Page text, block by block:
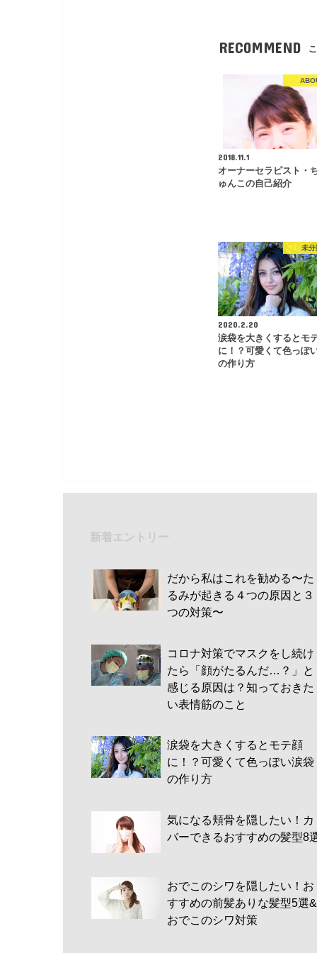
RECOMMEND
2018.11.1
オーナーセラピスト・
ゅんこの自己紹介
未分
2020.2.20
涙袋を大きくするとモ
に！？可愛くて色っぽ
の作り方
新着エントリー
だから私はこれを勧める〜た
るみが起きる４つの原因と３
つの対策〜
コロナ対策でマスクをし続け
たら「顔がたるんだ…？」と
感じる原因は？知っておきた
い表情筋のこと
涙袋を大きくするとモテ顔
に！？可愛くて色っぽい涙袋
の作り方
気になる頬骨を隠したい！カ
バーできるおすすめの髪型8
おでこのシワを隠したい！お
すすめの前髪ありな髪型5選&
おでこのシワ対策